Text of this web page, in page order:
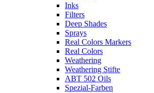
Inks
Filters
Deep Shades
Sprays
Real Colors Markers
Real Colors
Weathering
Weathering Stifte
ABT 502 Oils
Spezial-Farben